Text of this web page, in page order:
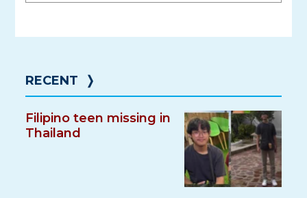
RECENT ❭
Filipino teen missing in
Thailand